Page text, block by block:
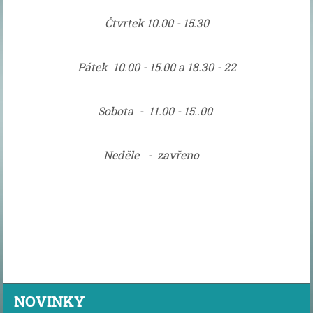
Čtvrtek 10.00 -15.30
Pátek 10.00 - 15.00 a 18.30 - 22
Sobota - 11.00 -15..00
Neděle - zavřeno
NOVINKY